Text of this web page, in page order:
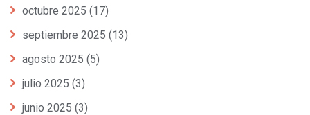
octubre 2025 (17)
septiembre 2025 (13)
agosto 2025 (5)
julio 2025 (3)
junio 2025 (3)